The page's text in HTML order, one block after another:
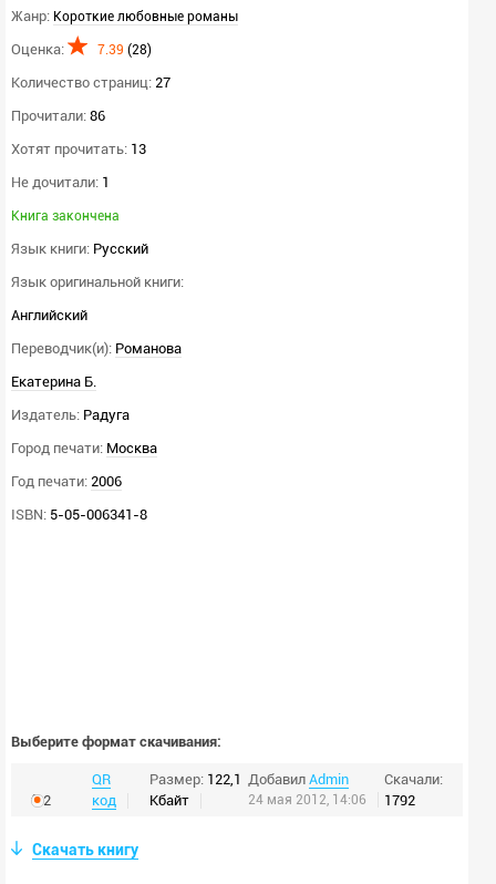
Жанр: Короткие любовные романы
Оценка: 7.39 (28)
Количество страниц: 27
Прочитали: 86
Хотят прочитать: 13
Не дочитали: 1
Книга закончена
Язык книги: Русский
Язык оригинальной книги:
Английский
Переводчик(и): Романова
Екатерина Б.
Издатель: Радуга
Город печати: Москва
Год печати: 2006
ISBN: 5-05-006341-8
Выберите формат скачивания:
fb2
QR
код
Размер: 122,1
Кбайт
Добавил Admin
24 мая 2012, 14:06
Скачали:
1792
Скачать книгу